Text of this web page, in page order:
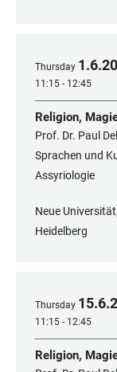
Thursday 1.6.
11:15 - 12:45
Religion,
Prof. Dr. Paul
Sprachen und
Assyriologie
Neue
Heidelberg
Thursday 15.6.
11:15 - 12:45
Religion,